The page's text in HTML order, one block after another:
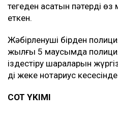
теңгеден асатын пәтерді өз
еткен.
Жәбірленуші бірден
жылғы 5 маусымда
іздестіру шараларын
ді жеке нотариус
СОТ ҮКІМІ